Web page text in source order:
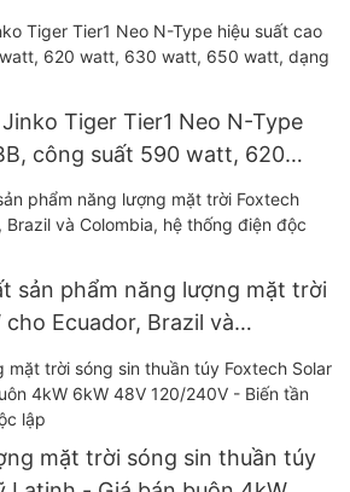
Tiger Tier1 Neo N-Type
công suất 590 watt, 620
watt, dạng module hai mặt.
sản phẩm năng lượng mặt trời
cho Ecuador, Brazil và
điện độc lập 120V.
mặt trời sóng sin thuần túy